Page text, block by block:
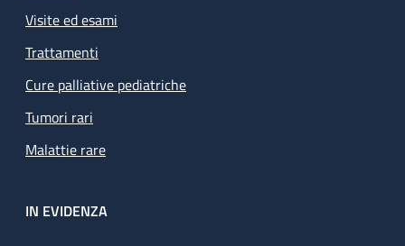
Visite ed esami
Trattamenti
Cure palliative pediatriche
Tumori rari
Malattie rare
IN EVIDENZA